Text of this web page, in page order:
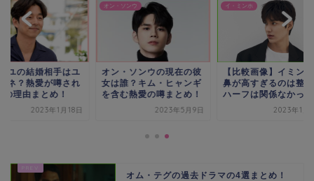
ソンウ
・ソンウの現在の彼
誰？キム・ヒャンギ
む熱愛の噂まとめ！
2023年5月9日
イ・ミンホ
【比較画像】イミンホの
鼻が高すぎるのは整形？
ハーフは関係なかった！
2023年1月15日
コン・ユ
コン・ユの結婚相手
ン・ウネ？熱愛が噂
る3つの理由まとめ
2023年1
オム・テグの過去ドラマの4選まとめ！